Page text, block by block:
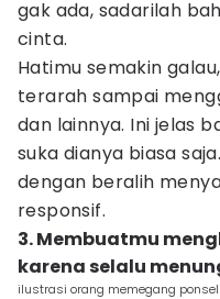
gak ada, sadarilah
cinta.
Hatimu semakin
terarah sampai
dan lainnya. Ini jelas
suka dianya biasa
dengan beralih
responsif.
3. Membuatmu
karena selalu
ilustrasi orang memegang